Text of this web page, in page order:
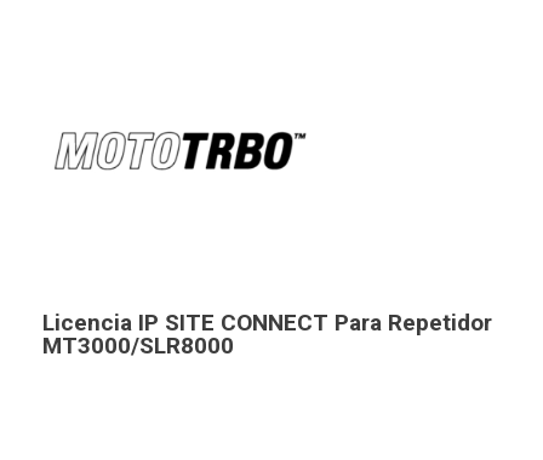
Licencia IP SITE CONNECT Para Repetidor
MT3000/SLR8000